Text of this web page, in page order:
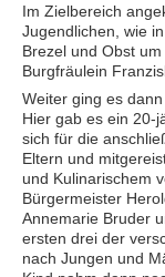
Im Zielbereich
Jugendlichen, wie
Brezel und Obst
Burgfräulein
Weiter ging es
Hier gab es ein 20-
sich für die
Eltern und
und Kulinarischem
Bürgermeister
Annemarie Bruder
ersten drei der
nach Jungen und